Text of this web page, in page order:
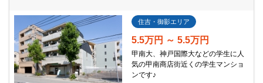
住吉・御影エリア
5.5万円 ～ 5.5万円
甲南大、神戸国際大などの学生に人
気の甲南商店街近くの学生マンショ
ンです♪